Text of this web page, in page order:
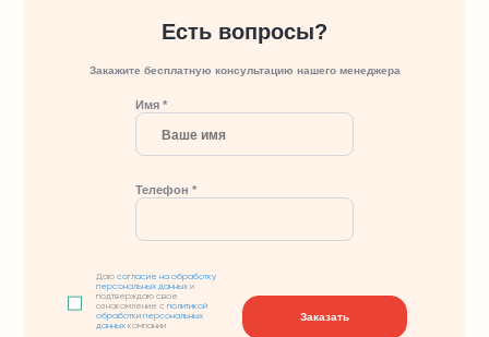
Есть вопросы?
Закажите бесплатную консультацию нашего менеджера
Имя *
Телефон *
Даюсогласие на обработку
персональных данных и
подтверждаю свое
ознакомление сполитикой
обработки персональных
данных компании
Заказать